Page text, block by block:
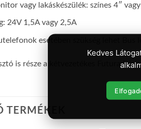
vagy lakáskészülék: színes 4″
24V 1,5A vagy 2,5A
esetében szükség lehet Bus
is része a kétvezetékes Futura
TERMÉKEK
Kedves